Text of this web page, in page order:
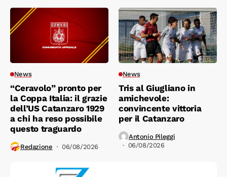
News
“Ceravolo” pronto per
la Coppa Italia: il grazie
dell’US Catanzaro 1929
a chi ha reso possibile
questo traguardo
Redazione 06/08/2026
News
Tris al Giugliano in
amichevole:
convincente vittoria
per il Catanzaro
Antonio Pileggi
06/08/2026